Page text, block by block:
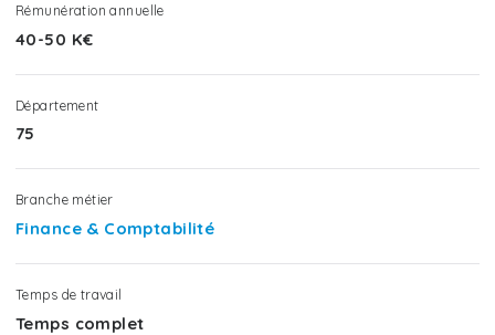
Rémunération annuelle
40-50 K€
Département
75
Branche métier
Finance & Comptabilité
Temps de travail
Temps complet